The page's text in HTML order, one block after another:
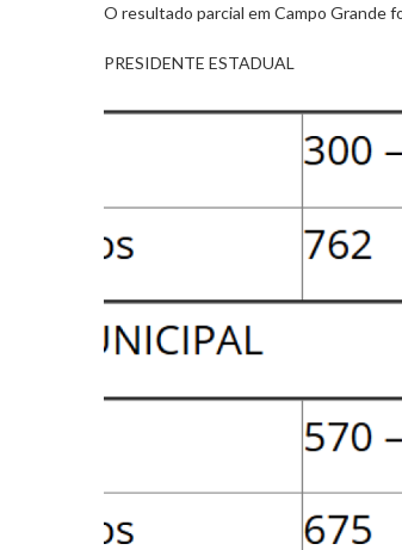
O resultado parcial em Campo Grande
PRESIDENTE ESTADUAL